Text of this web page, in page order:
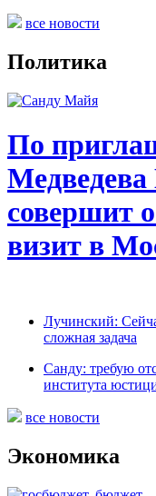
все новости
Политика
По
совершит
визит в
Лучинский:
сложная задача
Санду: требую
института
все новости
Экономика